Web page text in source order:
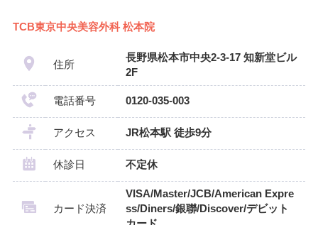
TCB東京中央美容外科 松本院
住所
長野県松本市中央2-3-17 知新堂ビル
2F
電話番号 0120-035-003
アクセス JR松本駅 徒歩9分
休診日 不定休
カード決済
VISA/Master/JCB/American Expre
ss/Diners/銀聯/Discover/デビット